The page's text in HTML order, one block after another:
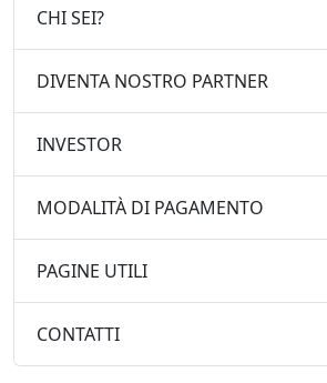
CHI SEI?
DIVENTA NOSTRO PARTNER
INVESTOR
MODALITÀ DI PAGAMENTO
PAGINE UTILI
CONTATTI